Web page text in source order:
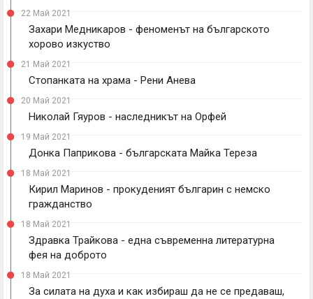
22 Май 2021
Захари Медникаров - феноменът на българското
хорово изкуство
21 Май 2021
Стопанката на храма - Рени Анева
20 Май 2021
Николай Гяуров - наследникът на Орфей
19 Май 2021
Донка Паприкова - българската Майка Тереза
18 Май 2021
Кирил Маринов - прокуденият българин с немско
гражданство
18 Май 2021
Здравка Трайкова - една съвременна литературна
фея на доброто
18 Май 2021
За силата на духа и как избираш да не се предаваш,